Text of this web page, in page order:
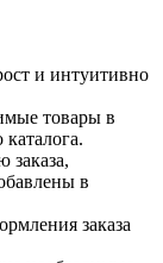
и интуитивно
товары в
заказа,
в
заказа